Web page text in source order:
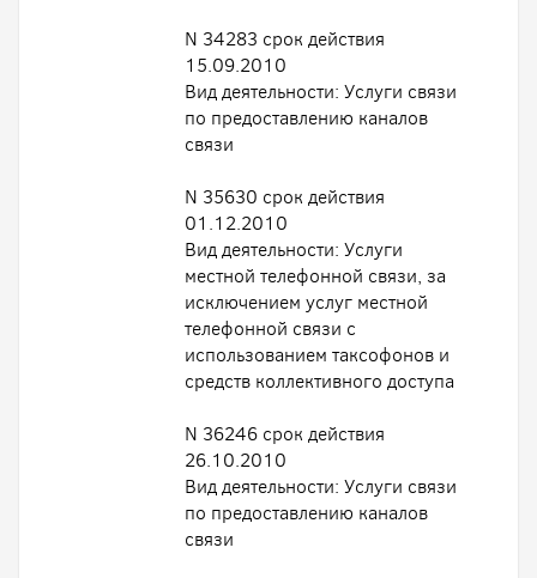
N 34283 срок действия
15.09.2010
Вид деятельности: Услуги связи
по предоставлению каналов
связи
N 35630 срок действия
01.12.2010
Вид деятельности: Услуги
местной телефонной связи, за
исключением услуг местной
телефонной связи с
использованием таксофонов и
средств коллективного доступа
N 36246 срок действия
26.10.2010
Вид деятельности: Услуги связи
по предоставлению каналов
связи